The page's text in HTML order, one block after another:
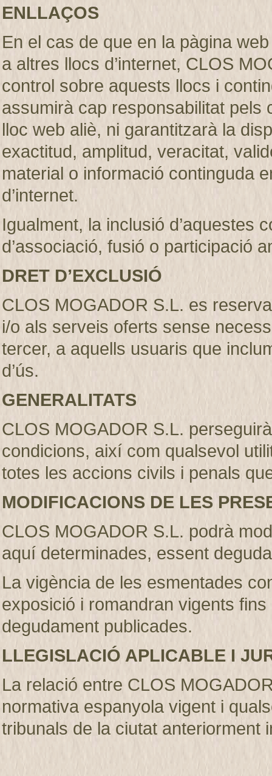
ENLLAÇOS
En el cas de que en la pàgina
a altres llocs d’internet, CLOS
control sobre aquests llocs i
assumirà cap responsabilitat pels
lloc web aliè, ni garantitzarà la
exactitud, amplitud, veracitat,
material o informació continguda
d’internet.
Igualment, la inclusió d’aquestes
d’associació, fusió o participació
DRET D’EXCLUSIÓ
CLOS MOGADOR S.L. es
i/o als serveis oferts sense
tercer, a aquells usuaris que
d’ús.
GENERALITATS
CLOS MOGADOR S.L.
condicions, així com qualsevol
totes les accions civils i penals
MODIFICACIONS DE LES
CLOS MOGADOR S.L. podrà
aquí determinades, essent
La vigència de les esmentades
exposició i romandran vigents
degudament publicades.
LLEGISLACIÓ APLICABLE I
La relació entre CLOS
normativa espanyola vigent i
tribunals de la ciutat anteriorment